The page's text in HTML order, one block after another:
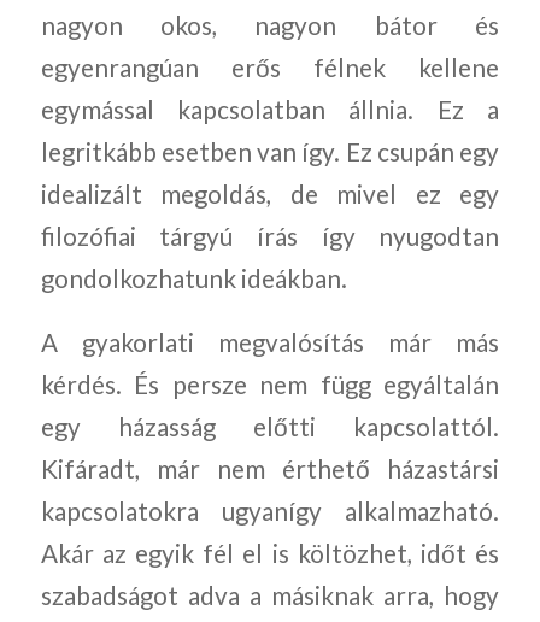
nagyon okos, nagyon bátor és
egyenrangúan erős félnek kellene
egymással kapcsolatban állnia. Ez a
legritkább esetben van így. Ez csupán egy
idealizált megoldás, de mivel ez egy
filozófiai tárgyú írás így nyugodtan
gondolkozhatunk ideákban.
A gyakorlati megvalósítás már más
kérdés. És persze nem függ egyáltalán
egy házasság előtti kapcsolattól.
Kifáradt, már nem érthető házastársi
kapcsolatokra ugyanígy alkalmazható.
Akár az egyik fél el is költözhet, időt és
szabadságot adva a másiknak arra, hogy